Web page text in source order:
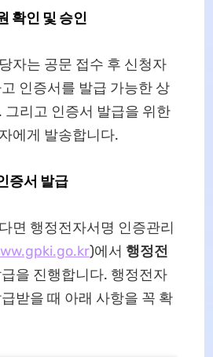
확인 및 승인
자는 공문 접수 후 신청자
인증서를 발급 가능한 상
그리고 인증서 발급을 위한
에게 발송합니다.
증서 발급
면 행정전자서명 인증관리
)에서 행정전
을 진행합니다. 행정전자
받을 때 아래 사항을 꼭 확